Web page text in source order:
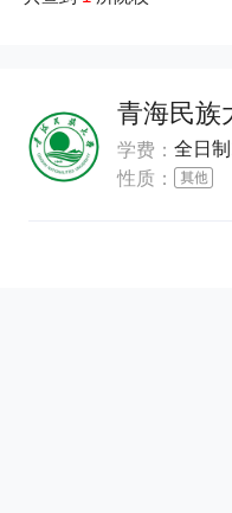
青海民族
学费： 全日
性质：